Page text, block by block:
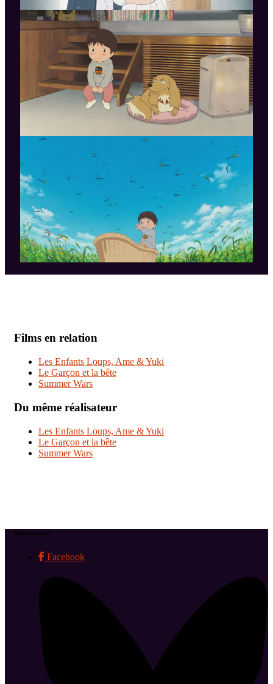
Films en relation
Les Enfants Loups, Ame & Yuki
Le Garçon et la bête
Summer Wars
Du même réalisateur
Les Enfants Loups, Ame & Yuki
Le Garçon et la bête
Summer Wars
Suivez-nous !
Facebook